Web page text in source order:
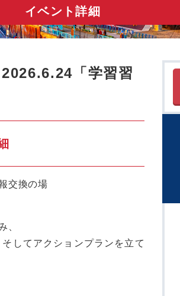
イベント詳細
「学習習
交換の場
、
してアクションプランを立て